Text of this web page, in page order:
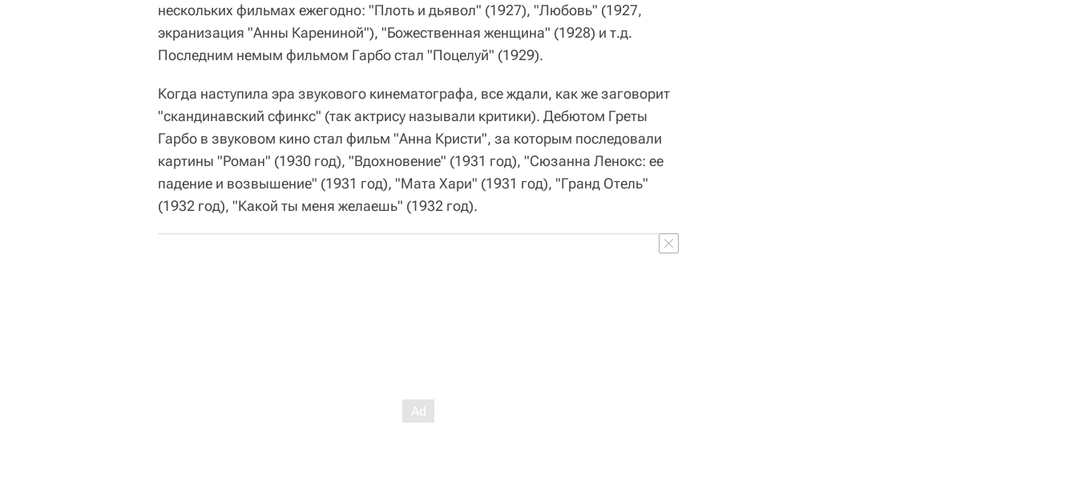
нескольких фильмах ежегодно: "Плоть и дьявол" (1927), "Любовь" (1927,
экранизация "Анны Карениной"), "Божественная женщина" (1928) и т.д.
Последним немым фильмом Гарбо стал "Поцелуй" (1929).
Когда наступила эра звукового кинематографа, все ждали, как же заговорит
"скандинавский сфинкс" (так актрису называли критики). Дебютом Греты
Гарбо в звуковом кино стал фильм "Анна Кристи", за которым последовали
картины "Роман" (1930 год), "Вдохновение" (1931 год), "Сюзанна Ленокс: ее
падение и возвышение" (1931 год), "Мата Хари" (1931 год), "Гранд Отель"
(1932 год), "Какой ты меня желаешь" (1932 год).